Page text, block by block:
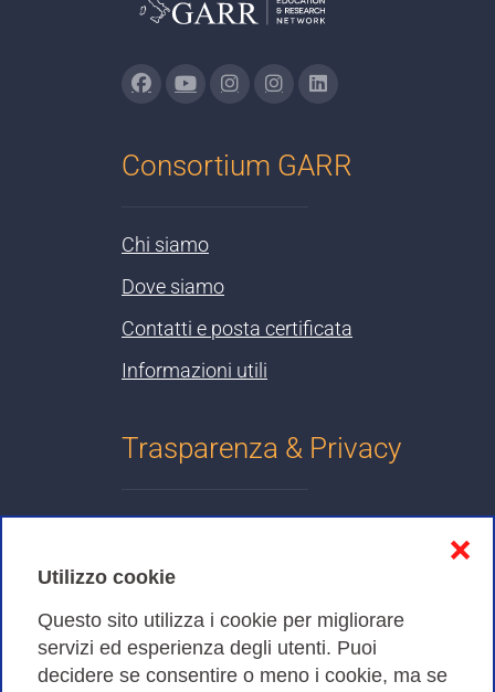
Utilizzo cookie
Questo sito utilizza i cookie per migliorare
servizi ed esperienza degli utenti. Puoi
decidere se consentire o meno i cookie, ma se
❌
Consortium GARR
Chi siamo
Dove siamo
Contatti e posta certificata
Informazioni utili
Trasparenza & Privacy
Cookies Policy
Amministrazione trasparente
Bandi di Gara